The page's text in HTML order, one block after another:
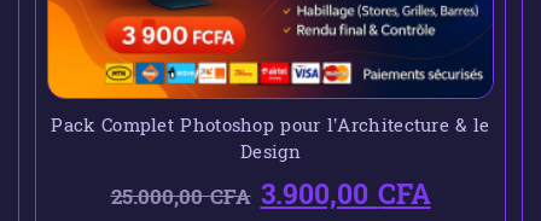
Pack Complet Photoshop pour l’Architecture & le
Design
25.000,00CFA 3.900,00CFA